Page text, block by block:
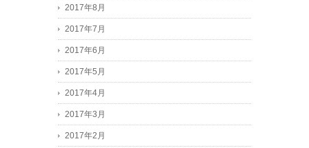
2017年8月
2017年7月
2017年6月
2017年5月
2017年4月
2017年3月
2017年2月